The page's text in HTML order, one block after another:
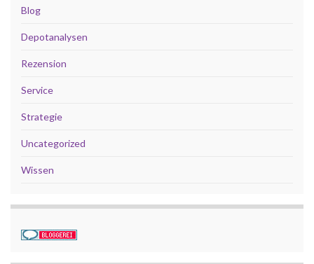
Blog
Depotanalysen
Rezension
Service
Strategie
Uncategorized
Wissen